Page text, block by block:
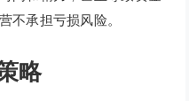
不承担亏损风险。
略